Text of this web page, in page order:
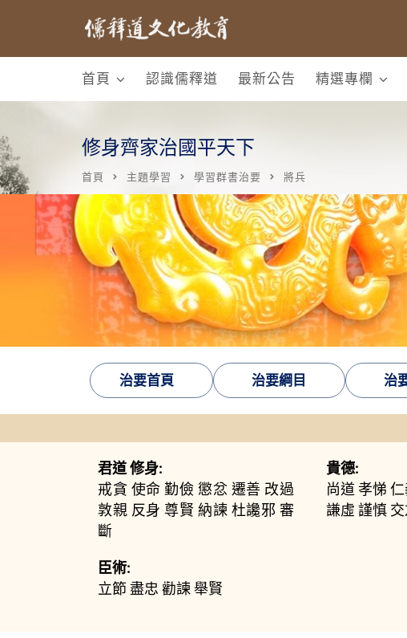
首頁 認識儒釋道 最新公告 精選專欄
修身齊家治國平天下
首頁 主題學習 學習群書治要 將兵
治要首頁 治要綱目 治
君道 修身:
戒貪 使命 勤儉 懲忿 遷善 改過
敦親 反身 尊賢 納諫 杜讒邪 審
斷
臣術:
立節盡忠 勸諫 舉賢
貴德:
尚道 孝悌
謙虛 謹慎